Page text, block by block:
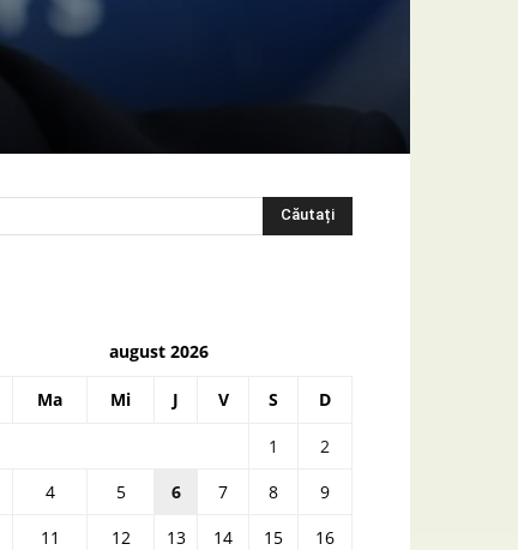
august 2026
Ma Mi J V S D
1
2
4 5 6 7 8
9
11 12 13 14 15
16